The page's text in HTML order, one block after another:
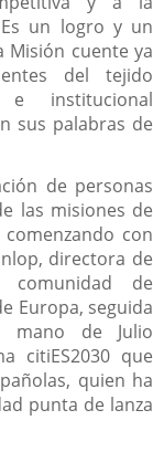
un logro y un
Misión cuente ya
del tejido
e institucional
sus palabras de
de personas
las misiones de
con
directora de
comunidad de
Europa, seguida
mano de Julio
citiES2030 que
quien ha
punta de lanza